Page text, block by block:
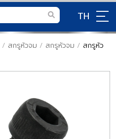
TH
/ สกรูหัวจม / สกรูหัวจม / สกรูหัว